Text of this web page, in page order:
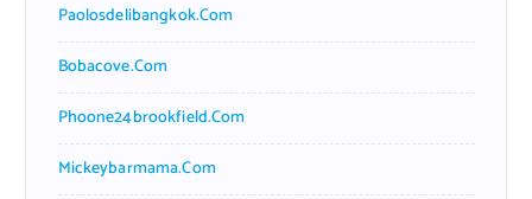
Paolosdelibangkok.com
Bobacove.com
Phoone24brookfield.com
Mickeybarmama.com